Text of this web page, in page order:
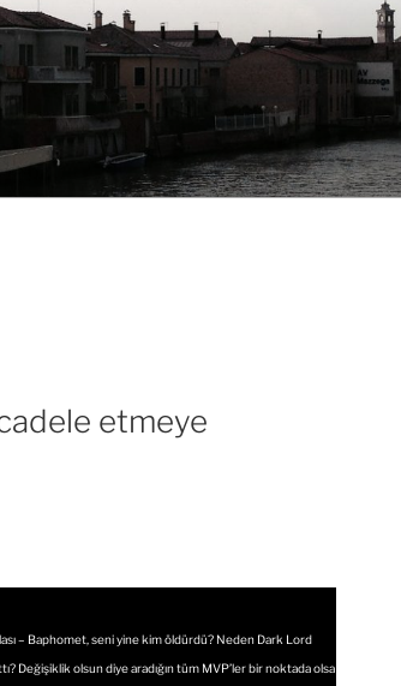
etmeye
– Baphomet, seni yine kim öldürdü? Neden Dark Lord
Değişiklik olsun diye aradığın tüm MVP’ler bir noktada olsa